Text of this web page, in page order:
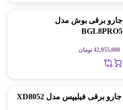
جارو برقی بوش مدل
BGL8PRO5
42,955,000 تومان
جارو برقی فیلیپس مدل XD8052